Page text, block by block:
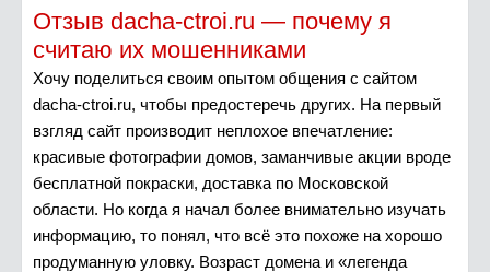
Отзыв dacha-ctroi.ru — почему я
считаю их мошенниками
Хочу поделиться своим опытом общения с сайтом
dacha-ctroi.ru, чтобы предостеречь других. На первый
взгляд сайт производит неплохое впечатление:
красивые фотографии домов, заманчивые акции вроде
бесплатной покраски, доставка по Московской
области. Но когда я начал более внимательно изучать
информацию, то понял, что всё это похоже на хорошо
продуманную уловку. Возраст домена и «легенда